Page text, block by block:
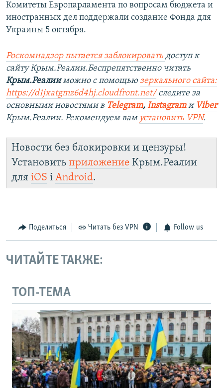
Комитеты Европарламента по вопросам бюджета и
иностранных дел поддержали создание Фонда для
Украины 5 октября.
Роскомнадзор пытается заблокировать доступ к
сайту Крым.Реалии.Беспрепятственно читать
Крым.Реалииможно с помощью зеркального сайта:
https://d1jxatgmz6d4hj.cloudfront.net/следите за
основными новостями в Telegram, Instagramи Viber
Крым.Реалии. Рекомендуем вам установить VPN.
Новости без блокировки и цензуры!
Установить приложение Крым.Реалии
для iOS і Android.
Поделиться Читать без VPN Follow us
ЧИТАЙТЕ ТАКЖЕ:
ТОП-ТЕМА